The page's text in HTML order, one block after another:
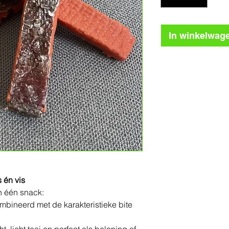
én vis
één snack:
met de karakteristieke bite
In